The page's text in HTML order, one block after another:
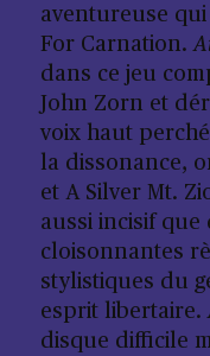
aventureuse qui
For Carnation.
dans ce jeu
John Zorn et
voix haut
la dissonance,
et A Silver Mt.
aussi incisif que
cloisonnantes
stylistiques du
esprit libertaire.
disque difficile